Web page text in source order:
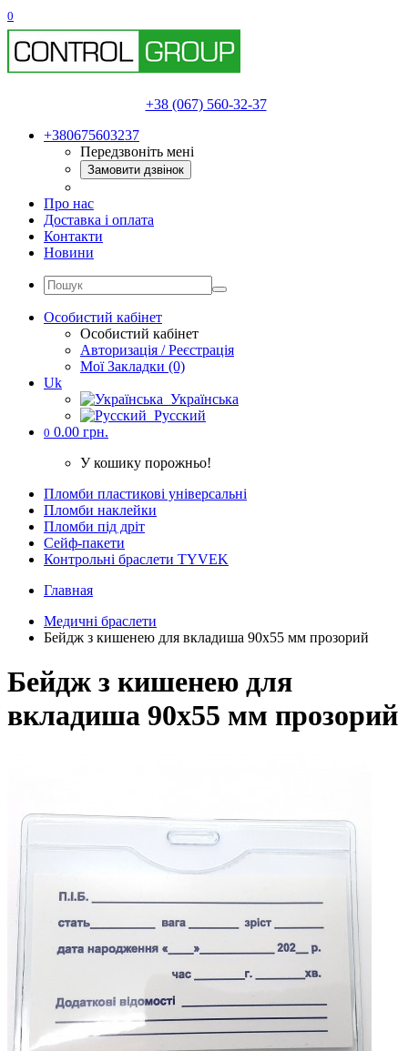
0
+38 (067) 560-32-37
+380675603237
Передзвоніть мені
Замовити дзвінок
Про нас
Доставка і оплата
Контакти
Новини
Особистий кабінет
Особистий кабінет
Авторизація / Реєстрація
Мої Закладки (0)
Uk
Українська
Русский
0 0.00 грн.
У кошику порожньо!
Пломби пластикові універсальні
Пломби наклейки
Пломби під дріт
Cейф-пакети
Контрольні браслети TYVEK
Главная
Медичні браслети
Бейдж з кишенею для вкладиша 90х55 мм прозорий
Бейдж з кишенею для
вкладиша 90х55 мм прозорий